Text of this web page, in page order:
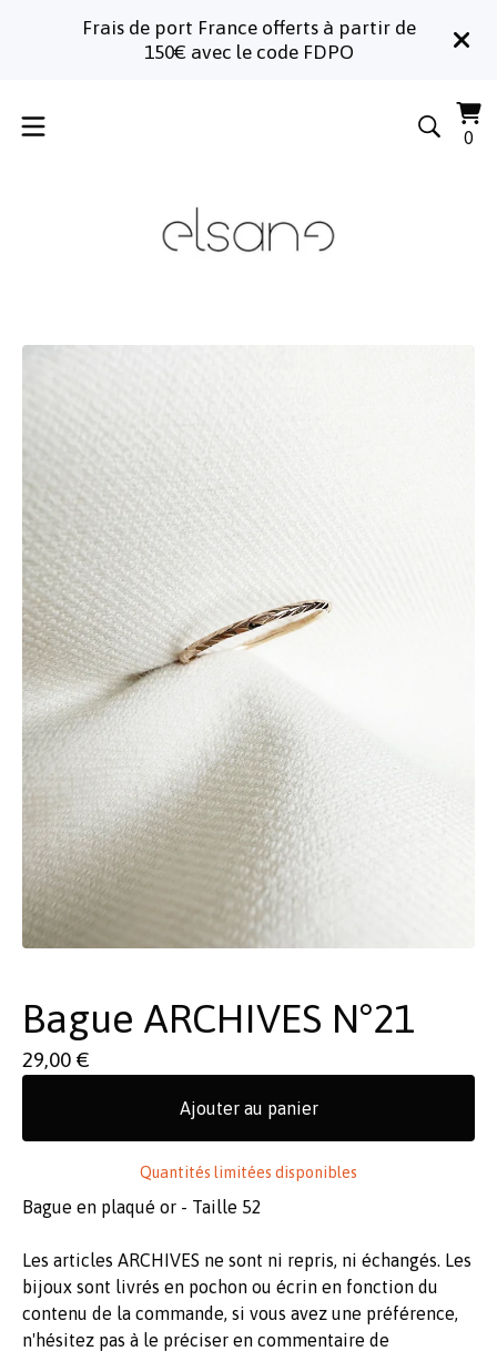
Frais de port France offerts à partir de
150€ avec le code FDPO
0
Bague ARCHIVES N°21
29,00 €
Ajouter au panier
Quantités limitées disponibles
Bague en plaqué or - Taille 52
Les articles ARCHIVES ne sont ni repris, ni échangés. Les
bijoux sont livrés en pochon ou écrin en fonction du
contenu de la commande, si vous avez une préférence,
n'hésitez pas à le préciser en commentaire de